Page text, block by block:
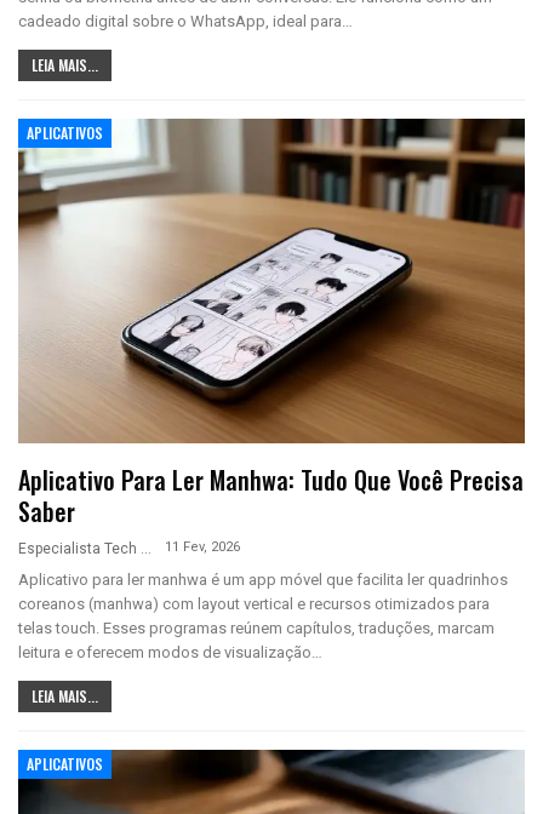
cadeado digital sobre o WhatsApp, ideal para…
LEIA MAIS...
APLICATIVOS
Aplicativo Para Ler Manhwa: Tudo Que Você Precisa
Saber
Especialista Tech 11 Fev, 2026
Aplicativo para ler manhwa é um app móvel que facilita ler quadrinhos
coreanos (manhwa) com layout vertical e recursos otimizados para
telas touch. Esses programas reúnem capítulos, traduções, marcam
leitura e oferecem modos de visualização…
LEIA MAIS...
APLICATIVOS